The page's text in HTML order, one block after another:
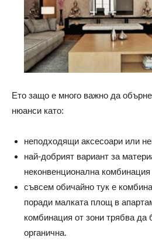
Ето защо е много важно да
нюанси като:
неподходящи аксесоари или
най-добрият вариант за
неконвенционална комбинация
съвсем обичайно тук е
поради малката площ в
комбинация от зони трябва да
органична.